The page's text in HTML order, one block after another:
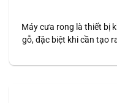
Máy cưa rong là thiết bị
gỗ, đặc biệt khi cần tạo
dụng, việc lựa chọn loại